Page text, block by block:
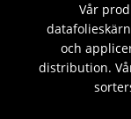
Vår
och
distribution.